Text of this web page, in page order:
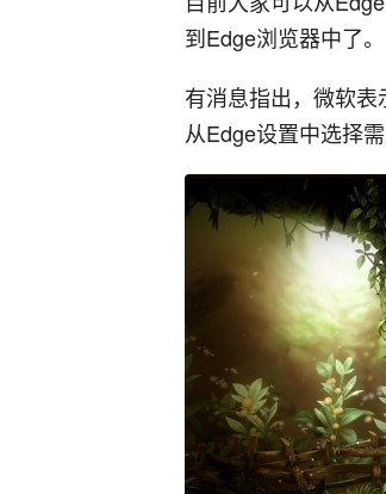
到Edge浏览器中了。
有消息指出，微软
从Edge设置中选择